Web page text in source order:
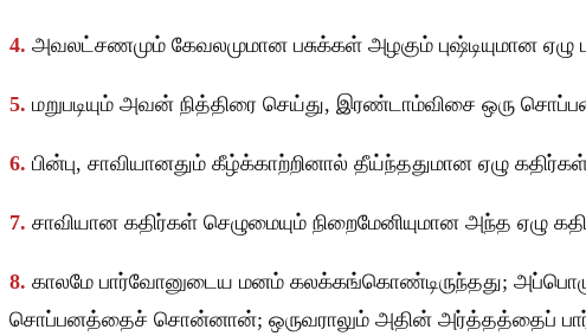
4. அவலட்சணமும் கேவலமுமான பசுக்கள் அழகும் புஷ்டியுமான
5. மறுபடியும் அவன் நித்திரை செய்து, இரண்டாம்விசை ஒரு
6. பின்பு, சாவியானதும் கீழ்க்காற்றினால் தீய்ந்ததுமான ஏழு
7. சாவியான கதிர்கள் செழுமையும் நிறைமேனியுமான அந்த ஏழு
8. காலமே பார்வோனுடைய மனம் கலக்கங்கொண்டிருந்தது;
சொப்பனத்தைச் சொன்னான்; ஒருவராலும் அதின் அர்த்தத்தைப்